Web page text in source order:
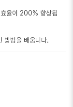
율이 200% 향상됩
방법을 배웁니다.